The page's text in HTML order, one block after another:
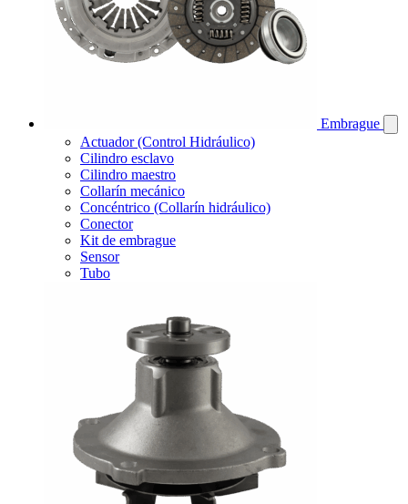
Embrague
Actuador (Control Hidráulico)
Cilindro esclavo
Cilindro maestro
Collarín mecánico
Concéntrico (Collarín hidráulico)
Conector
Kit de embrague
Sensor
Tubo